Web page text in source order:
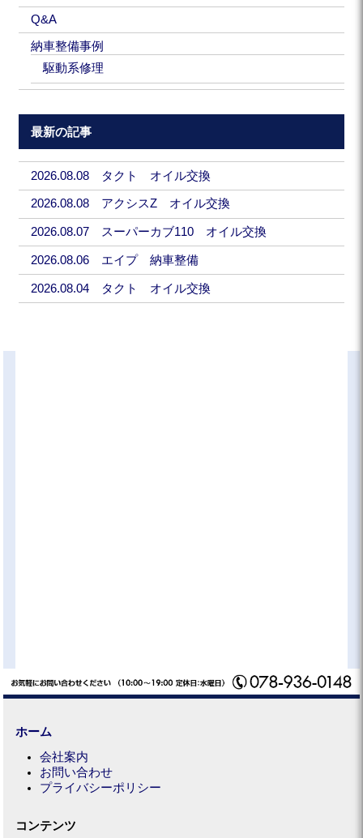
Q&A
納車整備事例
駆動系修理
最新の記事
2026.08.08 タクト オイル交換
2026.08.08 アクシスZ オイル交換
2026.08.07 スーパーカブ110 オイル交換
2026.08.06 エイプ 納車整備
2026.08.04 タクト オイル交換
ホーム
会社案内
お問い合わせ
プライバシーポリシー
コンテンツ